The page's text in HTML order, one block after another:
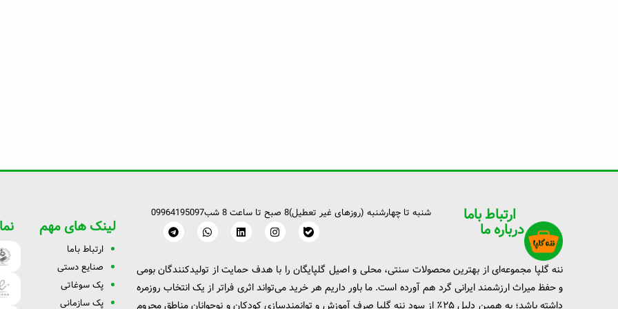
ارتباط باما شنبه تا چهارشنبه (روزهای غیر تعطیل)8 صبح تا ساعت 8 شب 09964195097
درباره ما I
n
a
g
r
a
L
i
e
d
i
n
W
h
s
a
p
p
T
e
g
r
a
m
ننه گلپا مجموعه‌ای از بهترین محصولات سنتی، محلی و اصیل گلپایگان را با هدف حمایت از تولیدکنندگان بومی
و حفظ میراث ارزشمند ایرانی گرد هم آورده است. ما باور داریم هر خرید می‌تواند اثری فراتر از یک انتخاب روزمره
داشته باشد؛ به همین دلیل ۲۵٪ از سود ننه گلپا صرف آموزش و توانمندسازی کودکان و نوجوانان مناطق محروم
لینک های مهم
ارتباط باما
صنایع دستی
پک سوغاتی
پک سازمانی